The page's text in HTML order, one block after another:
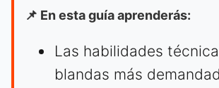
📌 En esta guía aprenderás:
Las habilidades
blandas más